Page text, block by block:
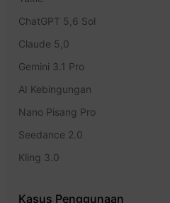
ChatGPT 5,6 Sol
Claude 5,0
Gemini 3.1 Pro
AI Kebingungan
Nano Pisang Pro
Seedance 2.0
Kling 3.0
Kasus Penggunaan